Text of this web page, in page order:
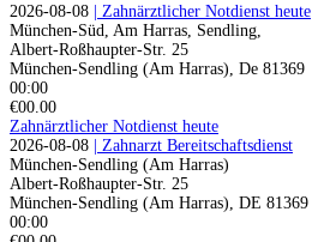
2026-08-08 | Zahnärztlicher Notdienst heute
München-Süd, Am Harras, Sendling,
Albert-Roßhaupter-Str. 25
München-Sendling (Am Harras) De 81369
00:00
€00.00
Zahnärztlicher Notdienst heute
2026-08-08 | Zahnarzt Bereitschaftsdienst
München-Sendling (Am Harras)
Albert-Roßhaupter-Str. 25
München-Sendling (Am Harras) DE 81369
00:00